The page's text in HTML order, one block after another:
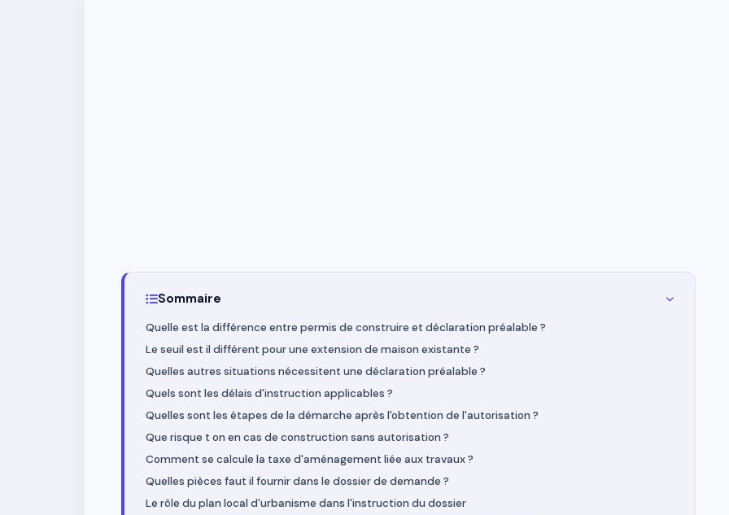
Sommaire
Quelle est la différence entre permis de construire et déclaration préalable ?
Le seuil est il différent pour une extension de maison existante ?
Quelles autres situations nécessitent une déclaration préalable ?
Quels sont les délais d'instruction applicables ?
Quelles sont les étapes de la démarche après l'obtention de l'autorisation ?
Que risque t on en cas de construction sans autorisation ?
Comment se calcule la taxe d'aménagement liée aux travaux ?
Quelles pièces faut il fournir dans le dossier de demande ?
Le rôle du plan local d'urbanisme dans l'instruction du dossier